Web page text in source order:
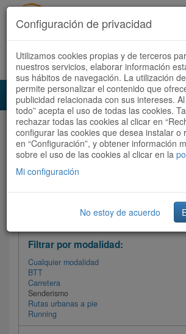
Acceder Registrate ahora
Audioruta Todas las rutas
Todas las rutas
Ordenar
Filtrar las rutas
Filtrar por modalidad:
Cualquier modalidad
BTT
Carretera
Senderismo
Rutas urbanas a pie
Running
Configuración de privacidad
Utilizamos cookies propias y de terceros
nuestros servicios, elaborar información
sus hábitos de navegación. La utilización
permite personalizar el contenido que
publicidad relacionada con sus intereses.
todo” acepta el uso de todas las cookies.
rechazar todas las cookies al clicar en
configurar las cookies que desea instalar o
en “Configuración”, y obtener información
sobre el uso de las cookies al clicar en la
Mi configuración
No estoy de acuerdo